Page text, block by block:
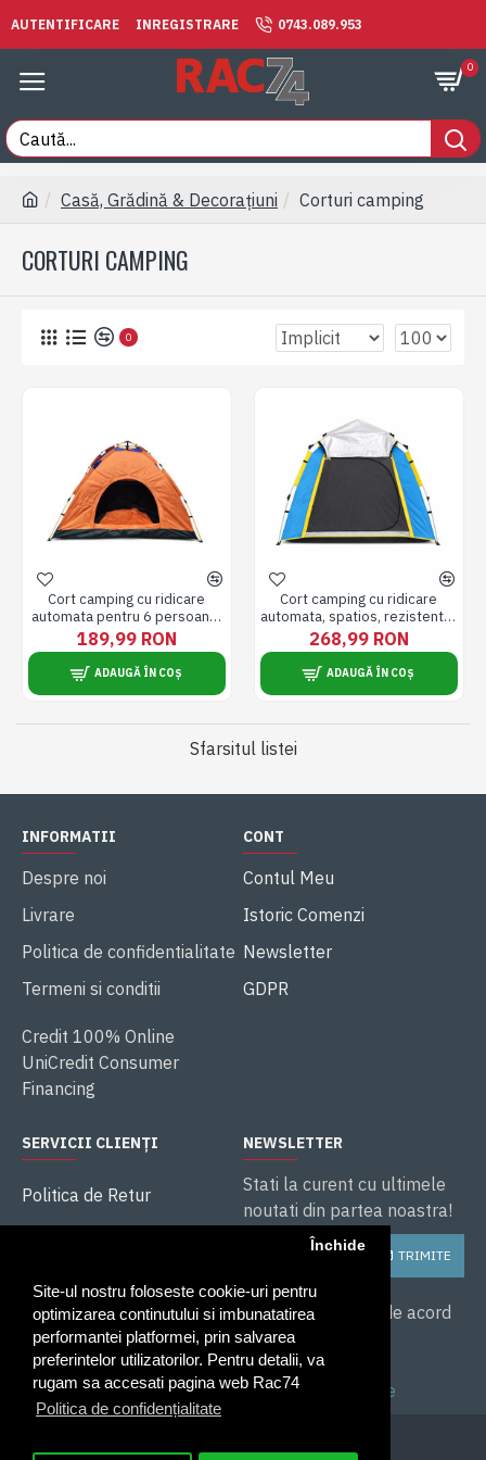
Site-ul nostru foloseste cookie-uri pentru
optimizarea continutului si imbunatatirea
performantei platformei, prin salvarea
preferintelor utilizatorilor. Pentru detalii, va
rugam sa accesati pagina web Rac74
Politica de confidențialitate
Închide
AUTENTIFICARE INREGISTRARE 0743.089.953
0
Casă, Grădină & Decorațiuni Corturi camping
CORTURI CAMPING
0
Cort camping cu ridicare
automata pentru 6 persoane,
spatios, rezistent la vant, apa,
material impermeabil,
dimensiuni 2.6 m x 2.6 m x 1.8
189,99 RON
ADAUGĂ ÎN COȘ
Cort camping cu ridicare
automata, spatios, rezistent la
vant, apa, material
impermeabil, dimensiuni 2.22
x 2.22 m, 1.5 m inaltime
268,99 RON
ADAUGĂ ÎN COȘ
Sfarsitul listei
INFORMATII
Despre noi
Livrare
Politica de confidentialitate
Termeni si conditii
Credit 100% Online
UniCredit Consumer
Financing
CONT
Contul Meu
Istoric Comenzi
Newsletter
GDPR
SERVICII CLIENȚI
Politica de Retur
ANPC
Service și Garanție
NEWSLETTER
Stati la curent cu ultimele
noutati din partea noastra!
TRIMITE
Am citit și sunt de acord
cu
Politica de
confidentialitate